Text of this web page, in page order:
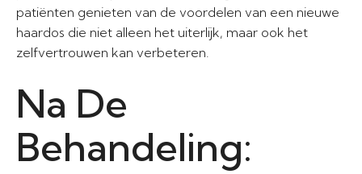
patiënten genieten van de voordelen van een nieuwe
haardos die niet alleen het uiterlijk, maar ook het
zelfvertrouwen kan verbeteren.
Na De
Behandeling: